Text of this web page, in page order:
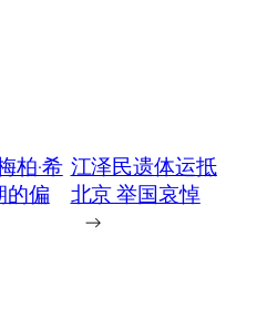
柏·希
的偏
江泽民遗体运抵
北京 举国哀悼
→